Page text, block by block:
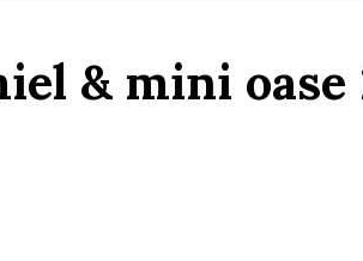
& mini oase